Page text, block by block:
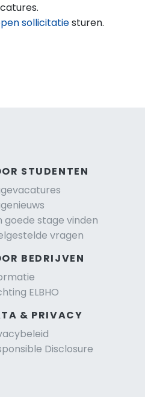
sollicitatiesturen.
STUDENTEN
goede stage vinden
vragen
BEDRIJVEN
ELBHO
& PRIVACY
Disclosure